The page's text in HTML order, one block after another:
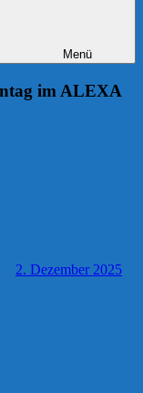
Menü
im ALEXA
2. Dezember 2025